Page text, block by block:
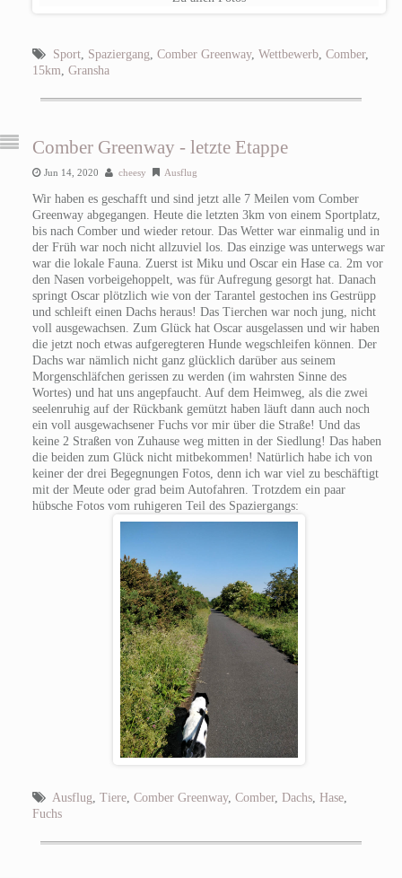
Sport, Spaziergang Comber Greenway, Wettbewerb, Comber,
15km Gransha
Comber Greenway - letzte Etappe
Jun 14, 2020 cheesy Ausflug
Wir haben es geschafft und sind jetzt alle 7 Meilen vom Comber
Greenway abgegangen. Heute die letzten 3km von einem Sportplatz,
bis nach Comber und wieder retour. Das Wetter war einmalig und in
der Früh war noch nicht allzuviel los. Das einzige was unterwegs war
war die lokale Fauna. Zuerst ist Miku und Oscar ein Hase ca. 2m vor
den Nasen vorbeigehoppelt, was für Aufregung gesorgt hat. Danach
springt Oscar plötzlich wie von der Tarantel gestochen ins Gestrüpp
und schleift einen Dachs heraus! Das Tierchen war noch jung, nicht
voll ausgewachsen. Zum Glück hat Oscar ausgelassen und wir haben
die jetzt noch etwas aufgeregteren Hunde wegschleifen können. Der
Dachs war nämlich nicht ganz glücklich darüber aus seinem
Morgenschläfchen gerissen zu werden (im wahrsten Sinne des
Wortes) und hat uns angepfaucht. Auf dem Heimweg, als die zwei
seelenruhig auf der Rückbank gemützt haben läuft dann auch noch
ein voll ausgewachsener Fuchs vor mir über die Straße! Und das
keine 2 Straßen von Zuhause weg mitten in der Siedlung! Das haben
die beiden zum Glück nicht mitbekommen! Natürlich habe ich von
keiner der drei Begegnungen Fotos, denn ich war viel zu beschäftigt
mit der Meute oder grad beim Autofahren. Trotzdem ein paar
hübsche Fotos vom ruhigeren Teil des Spaziergangs:
Ausflug Tiere, Comber Greenway, Comber, Dachs, Hase,
Fuchs